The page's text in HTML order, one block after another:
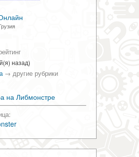
назад)
→ другие рубрики
на Либмонстре